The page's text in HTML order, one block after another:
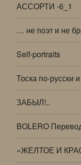
АССОРТИ -6_1
… не поэт и не
Self-portraits
Тоска по-русски
ЗАБЫЛ!..
BOLERO
«ЖЕЛТОЕ И